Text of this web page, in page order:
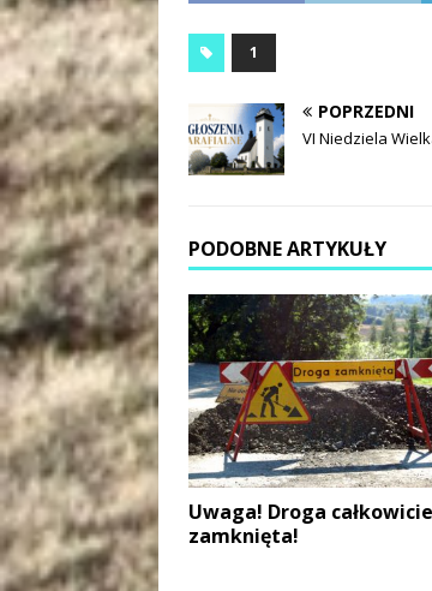
1
POPRZEDNI
VI Niedziela
PODOBNE ARTYKUŁY
Uwaga! Droga całkowicie
zamknięta!